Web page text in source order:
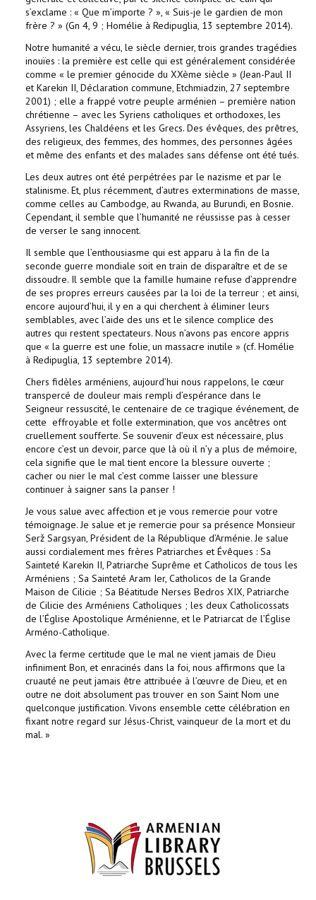
s’exclame : « Que m’importe ? », « Suis-je le gardien de mon
frère ? » (Gn 4, 9 ; Homélie à Redipuglia, 13 septembre 2014).
Notre humanité a vécu, le siècle dernier, trois grandes tragédies
inouïes : la première est celle qui est généralement considérée
comme « le premier génocide du XXème siècle » (Jean-Paul II
et Karekin II, Déclaration commune, Etchmiadzin, 27 septembre
2001) ; elle a frappé votre peuple arménien – première nation
chrétienne – avec les Syriens catholiques et orthodoxes, les
Assyriens, les Chaldéens et les Grecs. Des évêques, des prêtres,
des religieux, des femmes, des hommes, des personnes âgées
et même des enfants et des malades sans défense ont été tués.
Les deux autres ont été perpétrées par le nazisme et par le
stalinisme. Et, plus récemment, d’autres exterminations de masse,
comme celles au Cambodge, au Rwanda, au Burundi, en Bosnie.
Cependant, il semble que l’humanité ne réussisse pas à cesser
de verser le sang innocent.
Il semble que l’enthousiasme qui est apparu à la fin de la
seconde guerre mondiale soit en train de disparaître et de se
dissoudre. Il semble que la famille humaine refuse d’apprendre
de ses propres erreurs causées par la loi de la terreur ; et ainsi,
encore aujourd’hui, il y en a qui cherchent à éliminer leurs
semblables, avec l’aide des uns et le silence complice des
autres qui restent spectateurs. Nous n’avons pas encore appris
que « la guerre est une folie, un massacre inutile » (cf. Homélie
à Redipuglia, 13 septembre 2014).
Chers fidèles arméniens, aujourd’hui nous rappelons, le cœur
transpercé de douleur mais rempli d’espérance dans le
Seigneur ressuscité, le centenaire de ce tragique événement, de
cette effroyable et folle extermination, que vos ancêtres ont
cruellement soufferte. Se souvenir d’eux est nécessaire, plus
encore c’est un devoir, parce que là où il n’y a plus de mémoire,
cela signifie que le mal tient encore la blessure ouverte ;
cacher ou nier le mal c’est comme laisser une blessure
continuer à saigner sans la panser !
Je vous salue avec affection et je vous remercie pour votre
témoignage. Je salue et je remercie pour sa présence Monsieur
Serž Sargsyan, Président de la République d’Arménie. Je salue
aussi cordialement mes frères Patriarches et Évêques : Sa
Sainteté Karekin II, Patriarche Suprême et Catholicos de tous les
Arméniens ; Sa Sainteté Aram Ier, Catholicos de la Grande
Maison de Cilicie ; Sa Béatitude Nerses Bedros XIX, Patriarche
de Cilicie des Arméniens Catholiques ; les deux Catholicossats
de l’Église Apostolique Arménienne, et le Patriarcat de l’Église
Arméno-Catholique.
Avec la ferme certitude que le mal ne vient jamais de Dieu
infiniment Bon, et enracinés dans la foi, nous affirmons que la
cruauté ne peut jamais être attribuée à l’œuvre de Dieu, et en
outre ne doit absolument pas trouver en son Saint Nom une
quelconque justification. Vivons ensemble cette célébration en
fixant notre regard sur Jésus-Christ, vainqueur de la mort et du
mal. »